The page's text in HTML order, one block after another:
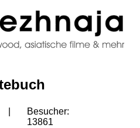
Besucher:
13861